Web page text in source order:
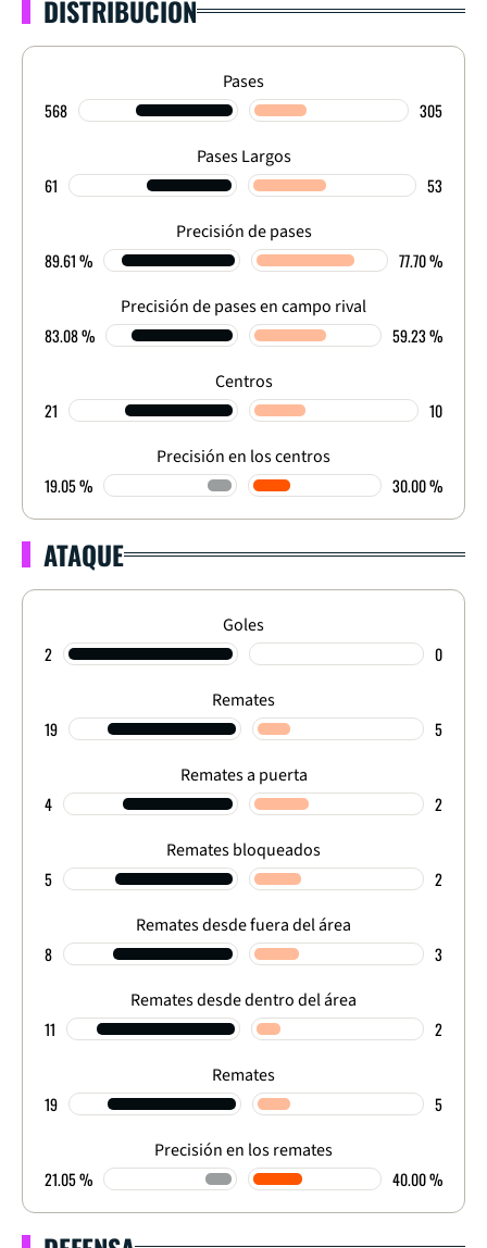
DISTRIBUCIÓN
Pases
568 305
Pases Largos
61 53
Precisión de pases
89.61 % 77.70 %
Precisión de pases en campo rival
83.08 % 59.23 %
Centros
21 10
Precisión en los centros
19.05 % 30.00 %
ATAQUE
Goles
2 0
Remates
19 5
Remates a puerta
4 2
Remates bloqueados
5 2
Remates desde fuera del área
8 3
Remates desde dentro del área
11 2
Remates
19 5
Precisión en los remates
21.05 % 40.00 %